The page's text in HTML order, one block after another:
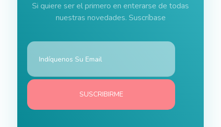
Si quiere ser el primero en enterarse de todas
nuestras novedades. Suscríbase